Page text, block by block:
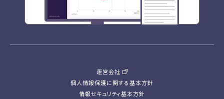
運営会社
個人情報保護に関する基本方針
情報セキュリティ基本方針